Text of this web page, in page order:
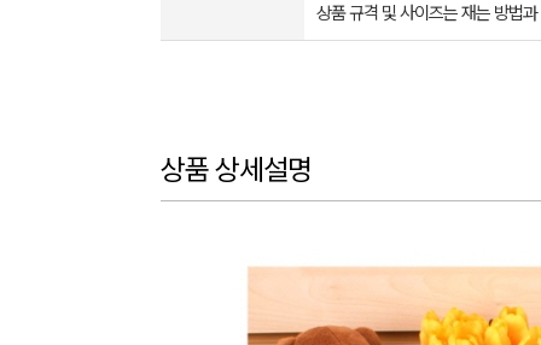
상품 규격 및 사이즈는 재는 방법
상품 상세설명